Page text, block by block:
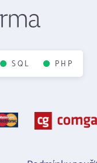
SQL PHP